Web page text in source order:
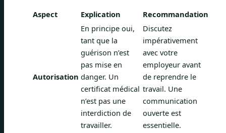
Aspect Explication Recommandation
Autorisation
En principe oui,
tant que la
guérison n’est
pas mise en
danger. Un
certificat médical
n’est pas une
interdiction de
travailler.
Discutez
impérativement
avec votre
employeur avant
de reprendre le
travail. Une
communication
ouverte est
essentielle.